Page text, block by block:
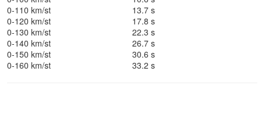
0-110 km/st
13.7 s
0-120 km/st
17.8 s
0-130 km/st
22.3 s
0-140 km/st
26.7 s
0-150 km/st
30.6 s
0-160 km/st
33.2 s